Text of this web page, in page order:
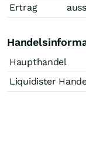
Ertrag
Haupthandel
Liquidister